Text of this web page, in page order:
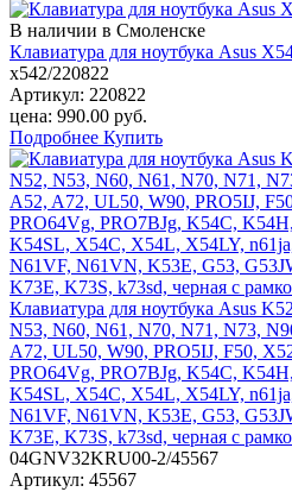
В наличии в Смоленске
Клавиатура для ноутбука Asus
x542/220822
Артикул: 220822
цена: 990.00 руб.
Подробнее Купить
Клавиатура для ноутбука Asus
N53, N60, N61, N70, N71, N73,
A72, UL50, W90, PRO5IJ, F50,
PRO64Vg, PRO7BJg, K54C,
K54SL, X54C, X54L, X54LY,
N61VF, N61VN, K53E, G53,
K73E, K73S, k73sd, черная с
04GNV32KRU00-2/45567
Артикул: 45567